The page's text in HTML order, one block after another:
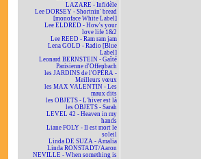
LAZARE - Infidèle
Lee DORSEY - Shortnin' bread
[monoface White Label]
Lee ELDRED - How's your
love life 1&2
Lee REED - Ram ram jam
Lena GOLD - Radio [Blue
Label]
Leonard BERNSTEIN - Gaîté
Parisienne d'Offenbach
les JARDINS de l'OPÉRA -
Meilleurs vœux
les MAX VALENTIN - Les
maux dits
les OBJETS - L'hiver est là
les OBJETS - Sarah
LEVEL 42 - Heaven in my
hands
Liane FOLY - Il est mort le
soleil
Linda DE SUZA - Amalia
Linda RONSTADT/Aaron
NEVILLE - When something is